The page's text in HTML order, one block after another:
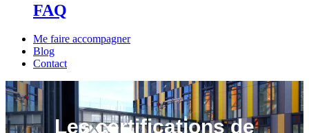
FAQ
Me faire accompagner
Blog
Contact
Les certifications de